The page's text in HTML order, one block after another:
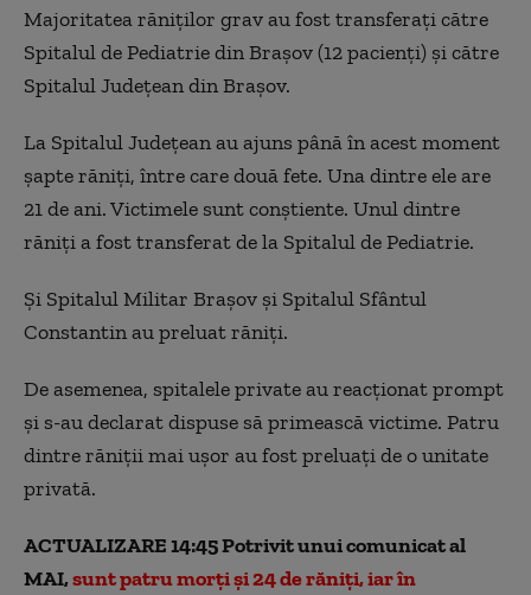
Majoritatea răniţilor grav au fost transferaţi către
Spitalul de Pediatrie din Braşov (12 pacienți) şi către
Spitalul Judeţean din Braşov.
La Spitalul Județean au ajuns până în acest moment
șapte răniți, între care două fete. Una dintre ele are
21 de ani. Victimele sunt conștiente. Unul dintre
răniți a fost transferat de la Spitalul de Pediatrie.
Și Spitalul Militar Brașov și Spitalul Sfântul
Constantin au preluat răniți.
De asemenea, spitalele private au reacţionat prompt
şi s-au declarat dispuse să primească victime. Patru
dintre răniții mai ușor au fost preluați de o unitate
privată.
ACTUALIZARE 14:45 Potrivit unui comunicat al
MAI,sunt patru morți și 24 de răniți, iar în